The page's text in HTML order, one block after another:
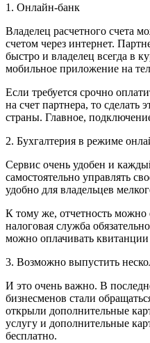
1. Онлайн-банк
Владелец расчетного счета
счетом через интернет.
быстро и владелец всегда в
мобильное приложение на
Если требуется срочно
на счет партнера, то
страны. Главное,
2. Бухгалтерия в режиме
Сервис очень удобен и
самостоятельно управлять
удобно для владельцев
К тому же, отчетность можно
налоговая служба
можно оплачивать
3. Возможно выпустить
И это очень важно. В
бизнесменов стали
открыли дополнительные
услугу и дополнительные
бесплатно.